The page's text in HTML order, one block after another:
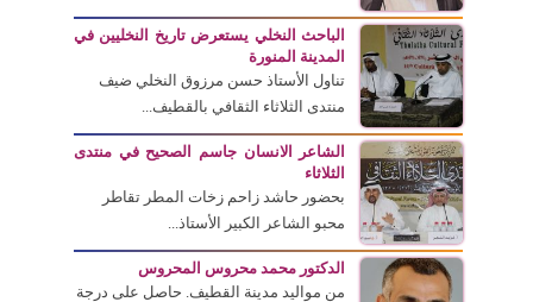
الباحث النخلي يستعرض تاريخ النخليين في
المدينة المنورة
تناول الأستاذ حسن مرزوق النخلي ضيف
منتدى الثلاثاء الثقافي بالقطيف...
الشاعر الانسان جاسم الصحيح في منتدى
الثلاثاء
بحضور حاشد زاحم زخات المطر تقاطر
محبو الشاعر الكبير الأستاذ...
الدكتور محمد محروس المحروس
من مواليد مدينة القطيف. حاصل على درجة